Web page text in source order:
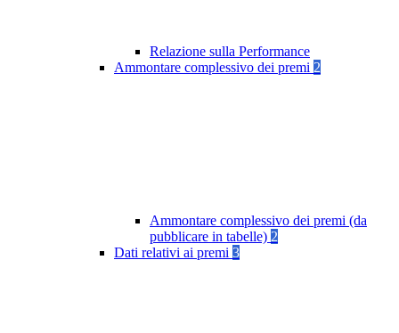
Relazione sulla Performance
Ammontare complessivo dei premi 2
Ammontare complessivo dei premi (da
pubblicare in tabelle) 2
Dati relativi ai premi 3